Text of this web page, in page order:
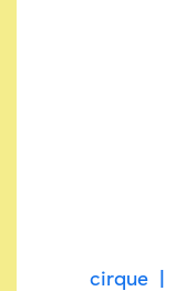
cirque